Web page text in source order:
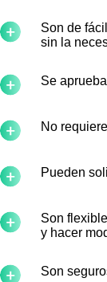
Son de
sin la
Se
No
Pueden
Son
y hacer
Son